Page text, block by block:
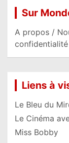
Sur
A propos /
confidentialité
Liens à
Le Bleu du
Le Cinéma
Miss Bobby